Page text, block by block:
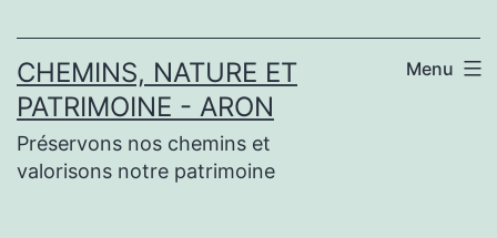
CHEMINS, NATURE ET
PATRIMOINE - ARON
Préservons nos chemins et
valorisons notre patrimoine
Menu